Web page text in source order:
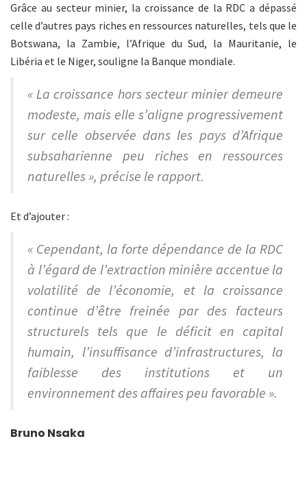
Grâce au secteur minier, la croissance de la RDC a dépassé
celle d’autres pays riches en ressources naturelles, tels que le
Botswana, la Zambie, l’Afrique du Sud, la Mauritanie, le
Libéria et le Niger, souligne la Banque mondiale.
« La croissance hors secteur minier demeure
modeste, mais elle s’aligne progressivement
sur celle observée dans les pays d’Afrique
subsaharienne peu riches en ressources
naturelles », précise le rapport.
Et d’ajouter :
« Cependant, la forte dépendance de la RDC
à l’égard de l’extraction minière accentue la
volatilité de l’économie, et la croissance
continue d’être freinée par des facteurs
structurels tels que le déficit en capital
humain, l’insuffisance d’infrastructures, la
faiblesse des institutions et un
environnement des affaires peu favorable ».
Bruno Nsaka